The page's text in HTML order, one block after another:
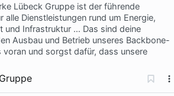
Lübeck Gruppe ist der führende
alle Dienstleistungen rund um Energie,
und Infrastruktur … Das sind deine
Ausbau und Betrieb unseres Backbone-
voran und sorgst dafür, dass unsere